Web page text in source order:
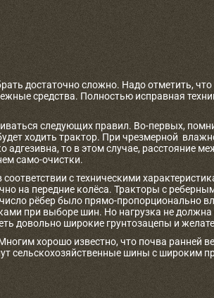
достаточно сложно. Надо отметить,
средства. Полностью исправная
следующих правил. Во-первых,
ходить трактор. При чрезмерной
то в этом случае, расстояние
само-очистки.
с техническими
на передние колёса. Тракторы с
рёбер было прямо-пропорционально
при выборе шин. Но нагрузка не
довольно широкие грунтозацепы и
хорошо известно, что почва ранней
сельскохозяйственные шины с широким